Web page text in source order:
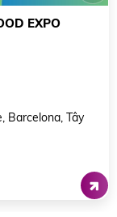
SEAFOOD
/ Boston, Hoa Kỳ